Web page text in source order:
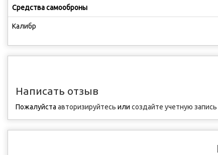
Средства самооброны
Калибр
Написать отзыв
Пожалуйста авторизируйтесь или создайте учетную запись